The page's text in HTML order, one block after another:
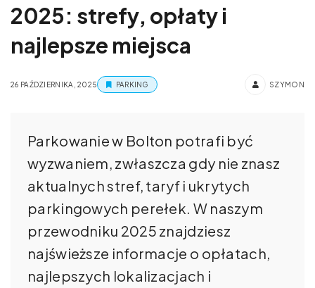
2025: strefy, opłaty i
najlepsze miejsca
26 PAŹDZIERNIKA, 2025 PARKING SZYMON
Parkowanie w Bolton potrafi być
wyzwaniem, zwłaszcza gdy nie znasz
aktualnych stref, taryf i ukrytych
parkingowych perełek. W naszym
przewodniku 2025 znajdziesz
najświeższe informacje o opłatach,
najlepszych lokalizacjach i